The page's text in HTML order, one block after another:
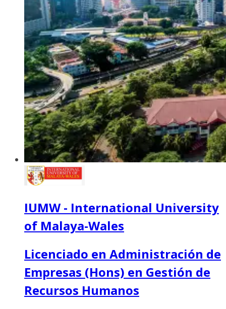
IUMW - International University
of Malaya-Wales
Licenciado en Administración de
Empresas (Hons) en Gestión de
Recursos Humanos